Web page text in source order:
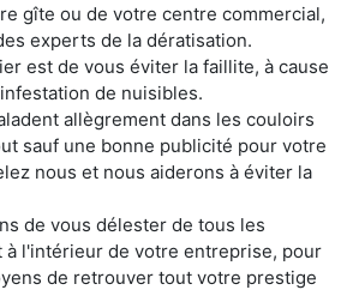
gîte ou de votre centre commercial,
experts de la dératisation.
est de vous éviter la faillite, à cause
de nuisibles.
allègrement dans les couloirs
sauf une bonne publicité pour votre
nous et nous aiderons à éviter la
de vous délester de tous les
à l'intérieur de votre entreprise, pour
de retrouver tout votre prestige